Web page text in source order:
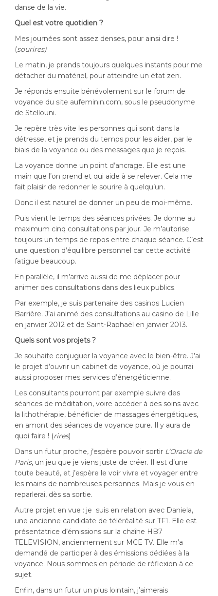
danse de la vie.
Quel est votre quotidien ?
Mes journées sont assez denses, pour ainsi dire !
(sourires)
Le matin, je prends toujours quelques instants pour me
détacher du matériel, pour atteindre un état zen.
Je réponds ensuite bénévolement sur le forum de
voyance du site aufeminin.com, sous le pseudonyme
de Stellouni.
Je repère très vite les personnes qui sont dans la
détresse, et je prends du temps pour les aider, par le
biais de la voyance ou des messages que je reçois.
La voyance donne un point d’ancrage. Elle est une
main que l’on prend et qui aide à se relever. Cela me
fait plaisir de redonner le sourire à quelqu’un.
Donc il est naturel de donner un peu de moi-même.
Puis vient le temps des séances privées. Je donne au
maximum cinq consultations par jour. Je m’autorise
toujours un temps de repos entre chaque séance. C’est
une question d’équilibre personnel car cette activité
fatigue beaucoup.
En parallèle, il m’arrive aussi de me déplacer pour
animer des consultations dans des lieux publics.
Par exemple, je suis partenaire des casinos Lucien
Barrière. J’ai animé des consultations au casino de Lille
en janvier 2012 et de Saint-Raphaël en janvier 2013.
Quels sont vos projets ?
Je souhaite conjuguer la voyance avec le bien-être. J’ai
le projet d’ouvrir un cabinet de voyance, où je pourrai
aussi proposer mes services d’énergéticienne.
Les consultants pourront par exemple suivre des
séances de méditation, voire accéder à des soins avec
la lithothérapie, bénéficier de massages énergétiques,
en amont des séances de voyance pure. Il y aura de
quoi faire ! (rires)
Dans un futur proche, j’espère pouvoir sortir L’Oracle de
Paris, un jeu que je viens juste de créer. Il est d’une
toute beauté, et j’espère le voir vivre et voyager entre
les mains de nombreuses personnes. Mais je vous en
reparlerai, dès sa sortie.
Autre projet en vue : je suis en relation avec Daniela,
une ancienne candidate de téléréalité sur TF1. Elle est
présentatrice d’émissions sur la chaîne HB7
TELEVISION, anciennement sur MCE TV. Elle m’a
demandé de participer à des émissions dédiées à la
voyance. Nous sommes en période de réflexion à ce
sujet.
Enfin, dans un futur un plus lointain, j’aimerais